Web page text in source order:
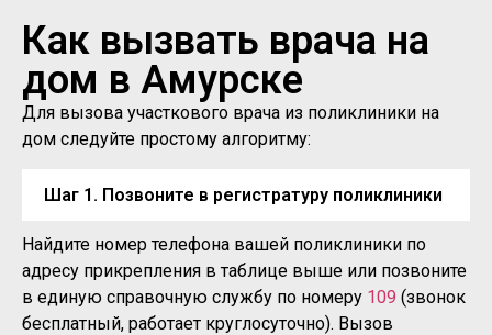
Как вызвать врача на
дом в Амурске
Для вызова участкового врача из поликлиники на
дом следуйте простому алгоритму:
Шаг 1. Позвоните в регистратуру поликлиники
Найдите номер телефона вашей поликлиники по
адресу прикрепления в таблице выше или позвоните
в единую справочную службу по номеру 109 (звонок
бесплатный, работает круглосуточно). Вызов